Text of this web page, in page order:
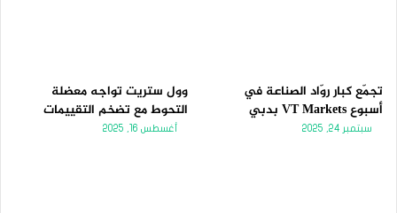
تجمّع كبار روّاد الصناعة في
أسبوع VT Markets بدبي
سبتمبر 24, 2025
وول ستريت تواجه معضلة
التحوط مع تضخم التقييمات
أغسطس 16, 2025